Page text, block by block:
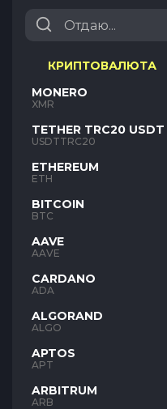
КРИПТОВАЛЮТА
MONERO
XMR
TETHER TRC20 USDT
USDTTRC20
ETHEREUM
ETH
BITCOIN
BTC
AAVE
AAVE
CARDANO
ADA
ALGORAND
ALGO
APTOS
APT
ARBITRUM
ARB